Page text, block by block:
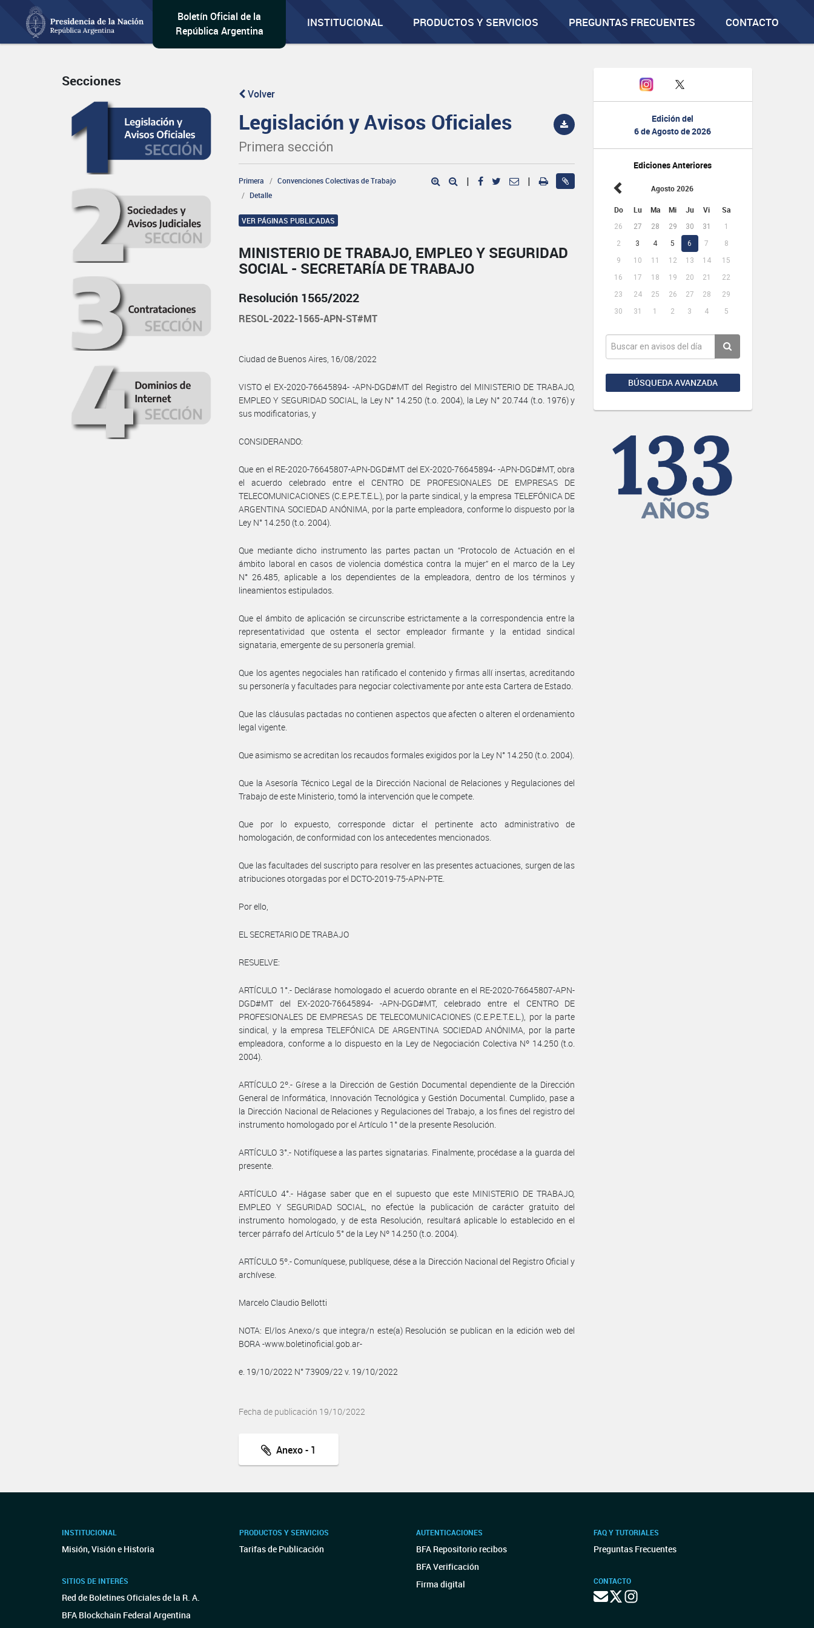
Boletín Oficial de la
República Argentina
INSTITUCIONAL PRODUCTOS Y SERVICIOS PREGUNTAS FRECUENTES CONTACTO
Edición del
6 de Agosto de 2026
Ediciones Anteriores
Agosto 2026
Do Lu Ma Mi Ju Vi Sa
26 27 28 29 30 31
1
2
3 4 5 6 7
8
9
10 11 12 13 14
15
16
17 18 19 20 21
22
23
24 25 26 27 28
29
30
31 1 2 3 4 5
BÚSQUEDA AVANZADA
Secciones
Volver
Legislación y Avisos Oficiales
Primera sección
Primera
Convenciones Colectivas de Trabajo
Detalle
| |
VER PÁGINAS PUBLICADAS
MINISTERIO DE TRABAJO, EMPLEO Y SEGURIDAD
SOCIAL - SECRETARÍA DE TRABAJO
Resolución 1565/2022
RESOL-2022-1565-APN-ST#MT
Ciudad de Buenos Aires, 16/08/2022
VISTO el EX-2020-76645894- -APN-DGD#MT del Registro del MINISTERIO DE TRABAJO,
EMPLEO Y SEGURIDAD SOCIAL, la Ley N° 14.250 (t.o. 2004), la Ley N° 20.744 (t.o. 1976) y
sus modificatorias, y
CONSIDERANDO:
Que en el RE-2020-76645807-APN-DGD#MT del EX-2020-76645894- -APN-DGD#MT, obra
el acuerdo celebrado entre el CENTRO DE PROFESIONALES DE EMPRESAS DE
TELECOMUNICACIONES (C.E.P.E.T.E.L.), por la parte sindical, y la empresa TELEFÓNICA DE
ARGENTINA SOCIEDAD ANÓNIMA, por la parte empleadora, conforme lo dispuesto por la
Ley N° 14.250 (t.o. 2004).
Que mediante dicho instrumento las partes pactan un “Protocolo de Actuación en el
ámbito laboral en casos de violencia doméstica contra la mujer” en el marco de la Ley
N° 26.485, aplicable a los dependientes de la empleadora, dentro de los términos y
lineamientos estipulados.
Que el ámbito de aplicación se circunscribe estrictamente a la correspondencia entre la
representatividad que ostenta el sector empleador firmante y la entidad sindical
signataria, emergente de su personería gremial.
Que los agentes negociales han ratificado el contenido y firmas allí insertas, acreditando
su personería y facultades para negociar colectivamente por ante esta Cartera de Estado.
Que las cláusulas pactadas no contienen aspectos que afecten o alteren el ordenamiento
legal vigente.
Que asimismo se acreditan los recaudos formales exigidos por la Ley N° 14.250 (t.o. 2004).
Que la Asesoría Técnico Legal de la Dirección Nacional de Relaciones y Regulaciones del
Trabajo de este Ministerio, tomó la intervención que le compete.
Que por lo expuesto, corresponde dictar el pertinente acto administrativo de
homologación, de conformidad con los antecedentes mencionados.
Que las facultades del suscripto para resolver en las presentes actuaciones, surgen de las
atribuciones otorgadas por el DCTO-2019-75-APN-PTE.
Por ello,
EL SECRETARIO DE TRABAJO
RESUELVE:
ARTÍCULO 1°.- Declárase homologado el acuerdo obrante en el RE-2020-76645807-APN-
DGD#MT del EX-2020-76645894- -APN-DGD#MT, celebrado entre el CENTRO DE
PROFESIONALES DE EMPRESAS DE TELECOMUNICACIONES (C.E.P.E.T.E.L.), por la parte
sindical, y la empresa TELEFÓNICA DE ARGENTINA SOCIEDAD ANÓNIMA, por la parte
empleadora, conforme a lo dispuesto en la Ley de Negociación Colectiva Nº 14.250 (t.o.
2004).
ARTÍCULO 2º.- Gírese a la Dirección de Gestión Documental dependiente de la Dirección
General de Informática, Innovación Tecnológica y Gestión Documental. Cumplido, pase a
la Dirección Nacional de Relaciones y Regulaciones del Trabajo, a los fines del registro del
instrumento homologado por el Artículo 1° de la presente Resolución.
ARTÍCULO 3°.- Notifíquese a las partes signatarias. Finalmente, procédase a la guarda del
presente.
ARTÍCULO 4°.- Hágase saber que en el supuesto que este MINISTERIO DE TRABAJO,
EMPLEO Y SEGURIDAD SOCIAL, no efectúe la publicación de carácter gratuito del
instrumento homologado, y de esta Resolución, resultará aplicable lo establecido en el
tercer párrafo del Artículo 5° de la Ley Nº 14.250 (t.o. 2004).
ARTÍCULO 5º.- Comuníquese, publíquese, dése a la Dirección Nacional del Registro Oficial y
archívese.
Marcelo Claudio Bellotti
NOTA: El/los Anexo/s que integra/n este(a) Resolución se publican en la edición web del
BORA -www.boletinoficial.gob.ar-
e. 19/10/2022 N° 73909/22 v. 19/10/2022
Fecha de publicación 19/10/2022
Anexo - 1
INSTITUCIONAL
Misión, Visión e Historia
SITIOS DE INTERÉS
Red de Boletines Oficiales de la R. A.
BFA Blockchain Federal Argentina
PRODUCTOS Y SERVICIOS
Tarifas de Publicación
AUTENTICACIONES
BFA Repositorio recibos
BFA Verificación
Firma digital
FAQ Y TUTORIALES
Preguntas Frecuentes
CONTACTO